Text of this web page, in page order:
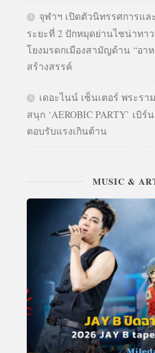
จุฬาฯ เปิดตัวนิทรรศการแล
ระยะที่ 2 ปักหมุดย่านไชน่าทา
โยงมรดกเมืองสามัญด้าน “อา
สร้างสรรค์
เดอะไนน์ เซ็นเตอร์ พระร
สนุก ‘AEROBIC PARTY’ เ
ตอบรับแรงเกินต้าน
MUSIC &